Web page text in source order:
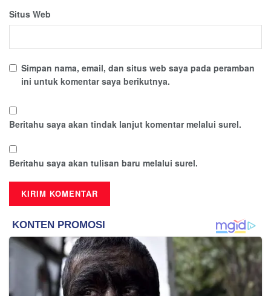
Situs Web
Simpan nama, email, dan situs web saya pada peramban
ini untuk komentar saya berikutnya.
Beritahu saya akan tindak lanjut komentar melalui surel.
Beritahu saya akan tulisan baru melalui surel.